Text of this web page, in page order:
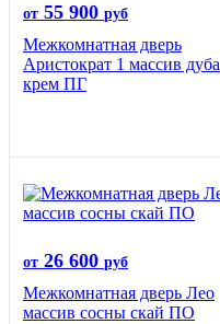
от 55 900 руб
Межкомнатная дверь
Аристократ 1 массив дуба
крем ПГ
от 26 600 руб
Межкомнатная дверь Лео
массив сосны скай ПО